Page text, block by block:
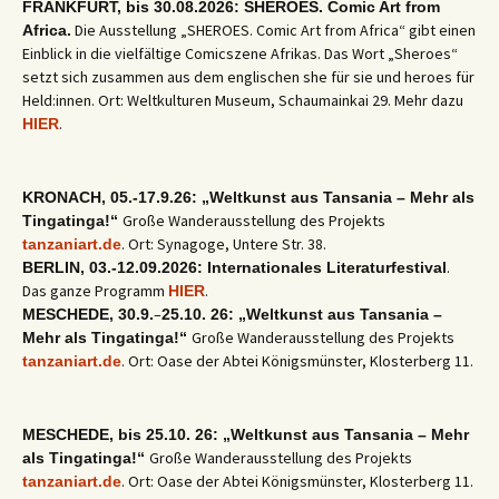
FRANKFURT, bis 30.08.2026: SHEROES. Comic Art from
Africa. Die Ausstellung „SHEROES. Comic Art from Africa“ gibt einen
Einblick in die vielfältige Comicszene Afrikas. Das Wort „Sheroes“
setzt sich zusammen aus dem englischen she für sie und heroes für
Held:innen. Ort: Weltkulturen Museum, Schaumainkai 29. Mehr dazu
HIER.
KRONACH, 05.-17.9.26: „Weltkunst aus Tansania – Mehr als
Tingatinga!“ Große Wanderausstellung des Projekts
tanzaniart.de. Ort: Synagoge, Untere Str. 38.
BERLIN, 03.-12.09.2026: Internationales Literaturfestival.
Das ganze Programm HIER.
MESCHEDE, 30.9.–25.10. 26: „Weltkunst aus Tansania –
Mehr als Tingatinga!“ Große Wanderausstellung des Projekts
tanzaniart.de. Ort: Oase der Abtei Königsmünster, Klosterberg 11.
MESCHEDE, bis 25.10. 26: „Weltkunst aus Tansania – Mehr
als Tingatinga!“ Große Wanderausstellung des Projekts
tanzaniart.de. Ort: Oase der Abtei Königsmünster, Klosterberg 11.